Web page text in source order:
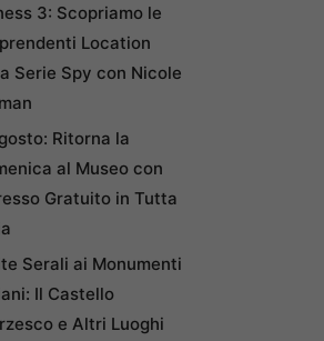
3: Scopriamo le
Location
Serie Spy con Nicole
Ritorna la
al Museo con
Gratuito in Tutta
Serali ai Monumenti
Il Castello
e Altri Luoghi